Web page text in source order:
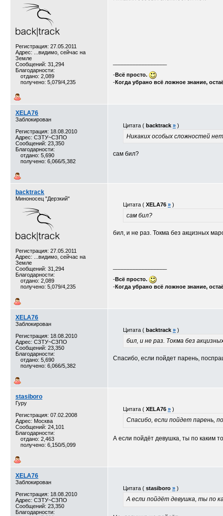
Регистрация: 27.05.2011
Адрес: ...видимо, сейчас на
Земле
Сообщений: 31,294
Благодарности:
отдано: 2,089
получено: 5,079/4,235
-Всё просто.
-Когда убрано всё ложное знание,
XELA76
Заблокирован
Регистрация: 18.08.2010
Адрес: СЗТУ~СЗПО
Сообщений: 23,350
Благодарности:
отдано: 5,690
получено: 6,066/5,382
Цитата ( backtrack » )
Никаких особых сложностей
сам бил?
backtrack
Миноносец "Дерзкий"
Регистрация: 27.05.2011
Адрес: ...видимо, сейчас на
Земле
Сообщений: 31,294
Благодарности:
отдано: 2,089
получено: 5,079/4,235
Цитата ( XELA76 » )
сам бил?
бил, и не раз. Токма без акцизных
-Всё просто.
-Когда убрано всё ложное знание,
XELA76
Заблокирован
Регистрация: 18.08.2010
Адрес: СЗТУ~СЗПО
Сообщений: 23,350
Благодарности:
отдано: 5,690
получено: 6,066/5,382
Цитата ( backtrack » )
бил, и не раз. Токма без
Спасибо, если пойдет парень,
stasiboro
Гуру
Регистрация: 07.02.2008
Адрес: Москва
Сообщений: 24,101
Благодарности:
отдано: 2,463
получено: 6,150/5,099
Цитата ( XELA76 » )
Спасибо, если пойдет парень,
А если пойдёт девушка, ты по каким
XELA76
Заблокирован
Регистрация: 18.08.2010
Адрес: СЗТУ~СЗПО
Сообщений: 23,350
Благодарности:
Цитата ( stasiboro » )
А если пойдёт девушка, ты по